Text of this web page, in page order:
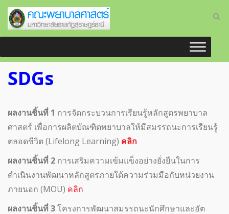
SDGs
ผลงานชิ้นที่ 1 การจัดกระบวนการเรียนรู้หลักสูตรพยาบาล
ศาสตร์ เพื่อการผลิตบัณฑิตพยาบาลให้มีสมรรถนะการเรียนรู้
ตลอดชีวิต (Lifelong Learning) คลิก
ผลงานชิ้นที่ 2 การเสริมความเข้มแข็งอย่างยั่งยืนในการ
ดำเนินงานพัฒนาหลักสูตรภายใต้ความร่วมมือกับหน่วยงาน
ภายนอก (MOU) คลิก
ผลงานชิ้นที่ 3โครงการพัฒนาสมรรถนะนักศึกษาและอัต